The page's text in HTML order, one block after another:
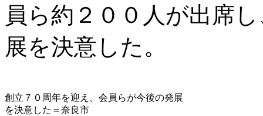
員ら約２００人が出席
展を決意した。
創立７０周年を迎え、会員らが今後の発展
を決意した＝奈良市